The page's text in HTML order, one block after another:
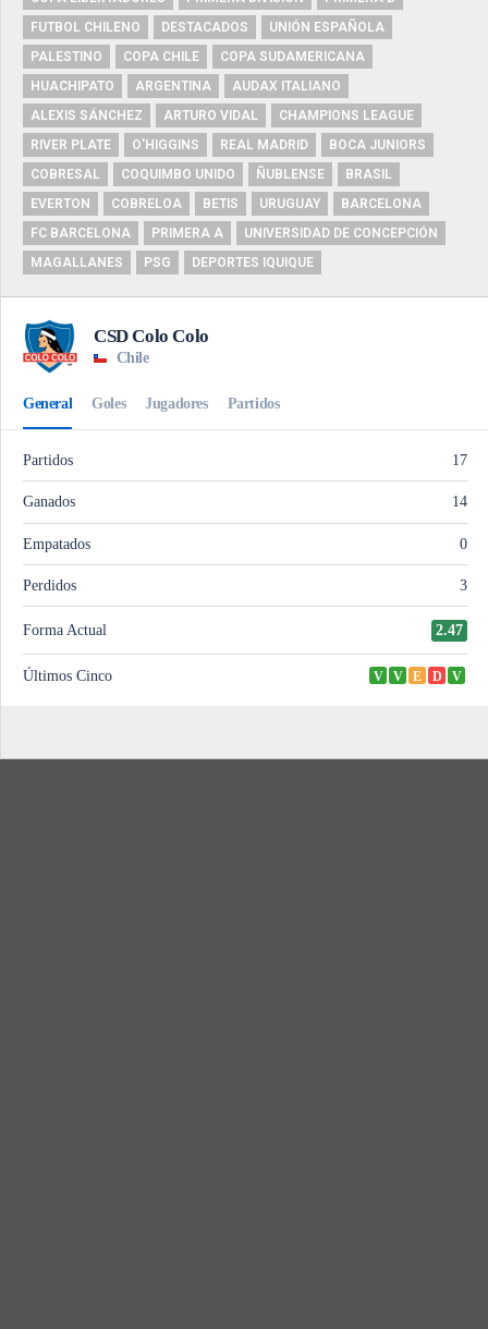
FUTBOL CHILENO
DESTACADOS
UNIÓN ESPAÑOLA
PALESTINO
COPA CHILE
COPA SUDAMERICANA
HUACHIPATO
ARGENTINA
AUDAX ITALIANO
ALEXIS SÁNCHEZ
ARTURO VIDAL
CHAMPIONS LEAGUE
RIVER PLATE
O'HIGGINS REAL MADRID
BOCA JUNIORS
COBRESAL
COQUIMBO UNIDO ÑUBLENSE
BRASIL
EVERTON
COBRELOA BETIS URUGUAY
BARCELONA
FC BARCELONA
PRIMERA A
UNIVERSIDAD DE CONCEPCIÓN
MAGALLANES
PSG DEPORTES IQUIQUE